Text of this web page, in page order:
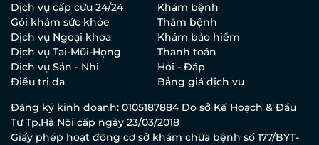
Dịch vụ cấp cứu 24/24
Gói khám sức khỏe
Dịch vụ Ngoại khoa
Dịch vụ Tai-Mũi-Họng
Dịch vụ Sản - Nhi
Điều trị da
Khám bệnh
Thăm bệnh
Khám bảo hiểm
Thanh toán
Hỏi - Đáp
Bảng giá dịch vụ
Đăng ký kinh doanh: 0105187884 Do sở Kế Hoạch & Đầu
Tư Tp.Hà Nội cấp ngày 23/03/2018
Giấy phép hoạt động cơ sở khám chữa bệnh số 177/BYT-